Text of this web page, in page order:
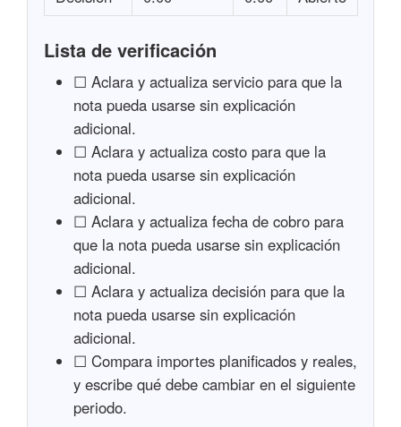
Lista de verificación
☐ Aclara y actualiza servicio para que la
nota pueda usarse sin explicación
adicional.
☐ Aclara y actualiza costo para que la
nota pueda usarse sin explicación
adicional.
☐ Aclara y actualiza fecha de cobro para
que la nota pueda usarse sin explicación
adicional.
☐ Aclara y actualiza decisión para que la
nota pueda usarse sin explicación
adicional.
☐ Compara importes planificados y reales,
y escribe qué debe cambiar en el siguiente
periodo.